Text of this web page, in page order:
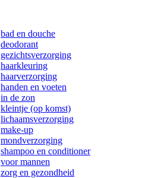
bad en douche
deodorant
gezichtsverzorging
haarkleuring
haarverzorging
handen en voeten
in de zon
kleintje (op komst)
lichaamsverzorging
make-up
mondverzorging
shampoo en conditioner
voor mannen
zorg en gezondheid